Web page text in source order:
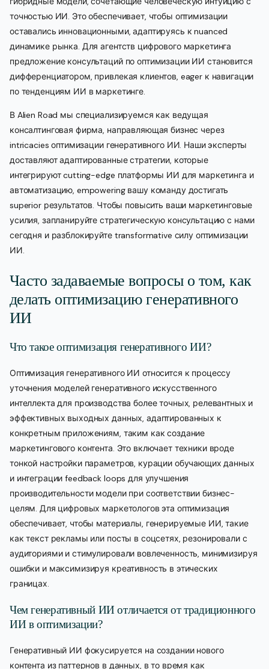
точностью ИИ. Это обеспечивает, чтобы оптимизации
оставались инновационными, адаптируясь к nuanced
динамике рынка. Для агентств цифрового маркетинга
предложение консультаций по оптимизации ИИ становится
дифференциатором, привлекая клиентов, eager к навигации
по тенденциям ИИ в маркетинге.
В Alien Road мы специализируемся как ведущая
консалтинговая фирма, направляющая бизнес через
intricacies оптимизации генеративного ИИ. Наши эксперты
доставляют адаптированные стратегии, которые
интегрируют cutting-edge платформы ИИ для маркетинга и
автоматизацию, empowering вашу команду достигать
superior результатов. Чтобы повысить ваши маркетинговые
усилия, запланируйте стратегическую консультацию с нами
сегодня и разблокируйте transformative силу оптимизации
ИИ.
Часто задаваемые вопросы о том, как
делать оптимизацию генеративного
ИИ
Что такое оптимизация генеративного ИИ?
Оптимизация генеративного ИИ относится к процессу
уточнения моделей генеративного искусственного
интеллекта для производства более точных, релевантных и
эффективных выходных данных, адаптированных к
конкретным приложениям, таким как создание
маркетингового контента. Это включает техники вроде
тонкой настройки параметров, курации обучающих данных
и интеграции feedback loops для улучшения
производительности модели при соответствии бизнес-
целям. Для цифровых маркетологов эта оптимизация
обеспечивает, чтобы материалы, генерируемые ИИ, такие
как текст рекламы или посты в соцсетях, резонировали с
аудиториями и стимулировали вовлеченность, минимизируя
ошибки и максимизируя креативность в этических
границах.
Чем генеративный ИИ отличается от традиционного
ИИ в оптимизации?
Генеративный ИИ фокусируется на создании нового
контента из паттернов в данных, в то время как